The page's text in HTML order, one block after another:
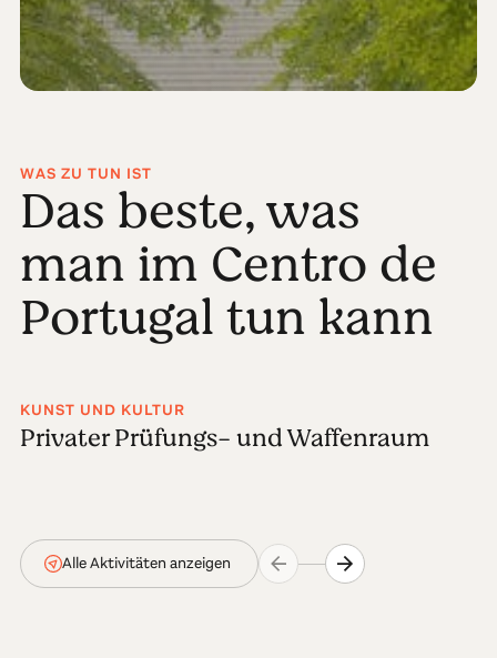
WAS ZU TUN IST
Das beste, was
man im Centro de
Portugal tun kann
KUNST UND KULTUR
Privater Prüfungs- und Waffenraum
Alle Aktivitäten anzeigen